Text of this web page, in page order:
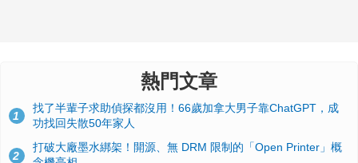
熱門文章
1
找了半輩子求助偵探都沒用！66歲加拿大男子靠ChatGPT，成
功找回失散50年家人
2
打破大廠墨水綁架！開源、無 DRM 限制的「Open Printer」概